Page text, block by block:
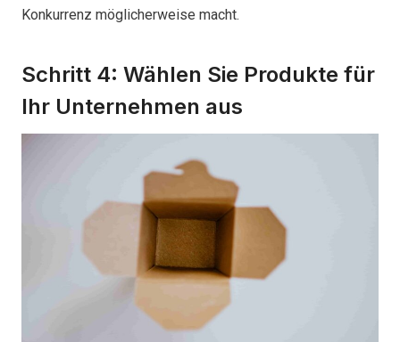
Konkurrenz möglicherweise macht.
Schritt 4: Wählen Sie Produkte für
Ihr Unternehmen aus